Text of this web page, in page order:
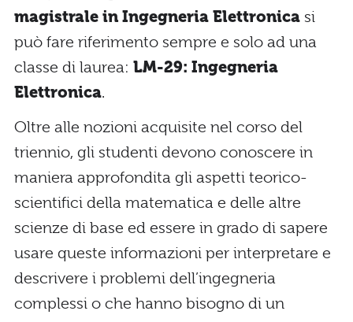
magistrale in Ingegneria Elettronica si
può fare riferimento sempre e solo ad una
classe di laurea: LM-29: Ingegneria
Elettronica.
Oltre alle nozioni acquisite nel corso del
triennio, gli studenti devono conoscere in
maniera approfondita gli aspetti teorico-
scientifici della matematica e delle altre
scienze di base ed essere in grado di sapere
usare queste informazioni per interpretare e
descrivere i problemi dell’ingegneria
complessi o che hanno bisogno di un